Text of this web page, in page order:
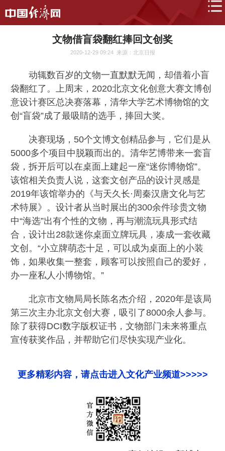
文物借盲袋翻红捧回文创奖
2020-12-29 09:24 来源：北京日报
动辄数百岁的文物一直默默无闻，却借着小盲
袋翻红了。上周末，2020北京文化创意大赛文博创
意设计赛区总决赛落幕，清华大学艺术博物馆的文
创“盲袋”成了最吸睛的选手，捧回大奖。
决赛现场，50个文博文创精品参与，它们是从
5000多个项目中脱颖而出的。清华艺博带来一套盲
袋，拆开后可以在桌面上建起一座“迷你博物馆”。
该馆相关负责人说，这套文创产品的设计灵感是
2019年该馆举办的《与天久长·周秦汉唐文化与艺
术特展》。设计者从当时展出的300余件珍贵文物
中“海选”出有个性的文物，再与潮流玩具形式结
合，设计出28款迷你桌面立牌玩具，凑成一套收藏
文创。“小立牌萌态十足，可以成为桌面上的小装
饰，如果收集一整套，顾客可以按照自己的爱好，
办一座私人小博物馆。”
北京市文物局局长陈名杰介绍，2020年是该局
第三次主办北京文创大赛，吸引了8000余人参与。
除了获得DCI数字版权证书，文物部门未来将重点
宣传获奖作品，并帮助它们尽快实现产业化。
更多精彩内容，请点击进入文化产业频道>>>>>